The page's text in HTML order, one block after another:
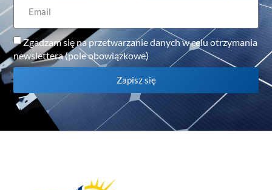
Zgadzam się na przetwarzanie danych w celu otrzymania
newslettera (pole obowiązkowe)
Zapisz się